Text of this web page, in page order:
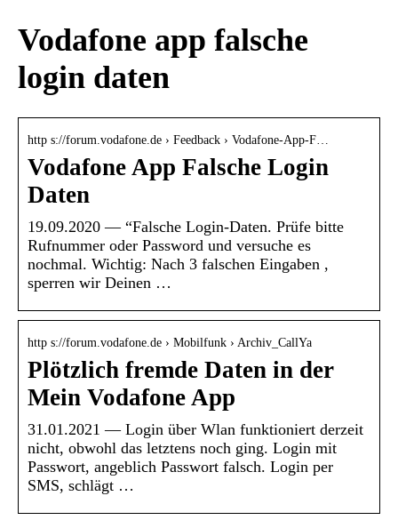
Vodafone app falsche
login daten
http s://forum.vodafone.de › Feedback › Vodafone-App-F…
Vodafone App Falsche Login
Daten
19.09.2020 — “Falsche Login-Daten. Prüfe bitte
Rufnummer oder Password und versuche es
nochmal. Wichtig: Nach 3 falschen Eingaben ,
sperren wir Deinen …
http s://forum.vodafone.de › Mobilfunk › Archiv_CallYa
Plötzlich fremde Daten in der
Mein Vodafone App
31.01.2021 — Login über Wlan funktioniert derzeit
nicht, obwohl das letztens noch ging. Login mit
Passwort, angeblich Passwort falsch. Login per
SMS, schlägt …